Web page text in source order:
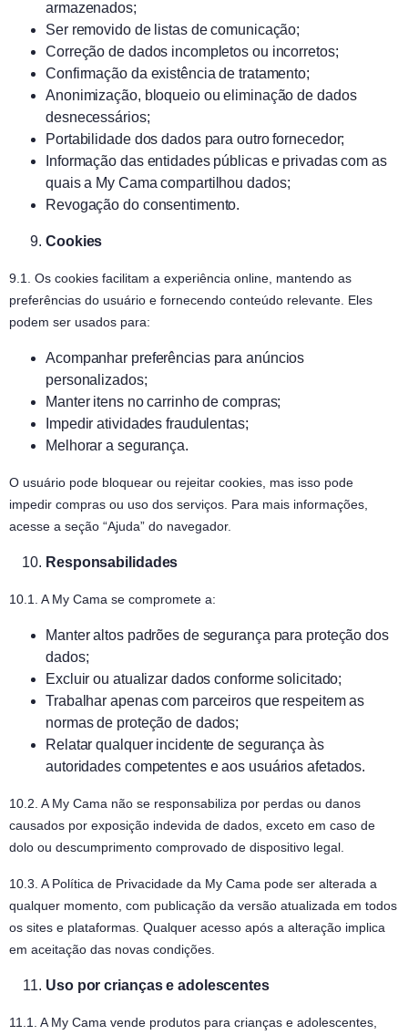
armazenados;
Ser removido de listas de comunicação;
Correção de dados incompletos ou incorretos;
Confirmação da existência de tratamento;
Anonimização, bloqueio ou eliminação de dados
desnecessários;
Portabilidade dos dados para outro fornecedor;
Informação das entidades públicas e privadas com as
quais a My Cama compartilhou dados;
Revogação do consentimento.
Cookies
9.1. Os cookies facilitam a experiência online, mantendo as
preferências do usuário e fornecendo conteúdo relevante. Eles
podem ser usados para:
Acompanhar preferências para anúncios
personalizados;
Manter itens no carrinho de compras;
Impedir atividades fraudulentas;
Melhorar a segurança.
O usuário pode bloquear ou rejeitar cookies, mas isso pode
impedir compras ou uso dos serviços. Para mais informações,
acesse a seção “Ajuda” do navegador.
Responsabilidades
10.1. A My Cama se compromete a:
Manter altos padrões de segurança para proteção dos
dados;
Excluir ou atualizar dados conforme solicitado;
Trabalhar apenas com parceiros que respeitem as
normas de proteção de dados;
Relatar qualquer incidente de segurança às
autoridades competentes e aos usuários afetados.
10.2. A My Cama não se responsabiliza por perdas ou danos
causados por exposição indevida de dados, exceto em caso de
dolo ou descumprimento comprovado de dispositivo legal.
10.3. A Política de Privacidade da My Cama pode ser alterada a
qualquer momento, com publicação da versão atualizada em todos
os sites e plataformas. Qualquer acesso após a alteração implica
em aceitação das novas condições.
Uso por crianças e adolescentes
11.1. A My Cama vende produtos para crianças e adolescentes,